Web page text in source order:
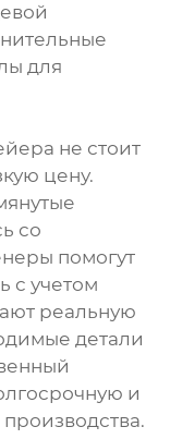
для
не стоит
цену.
со
помогут
с учетом
реальную
детали
и